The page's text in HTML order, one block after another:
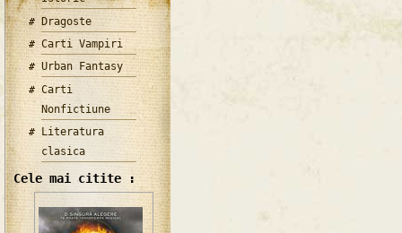
Dragoste
Carti Vampiri
Urban Fantasy
Carti
Nonfictiune
Literatura
clasica
Cele mai citite :